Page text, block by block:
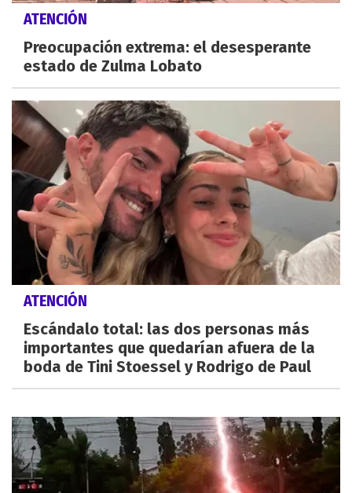
ATENCIÓN
Preocupación extrema: el desesperante
estado de Zulma Lobato
ATENCIÓN
Escándalo total: las dos personas más
importantes que quedarían afuera de la
boda de Tini Stoessel y Rodrigo de Paul